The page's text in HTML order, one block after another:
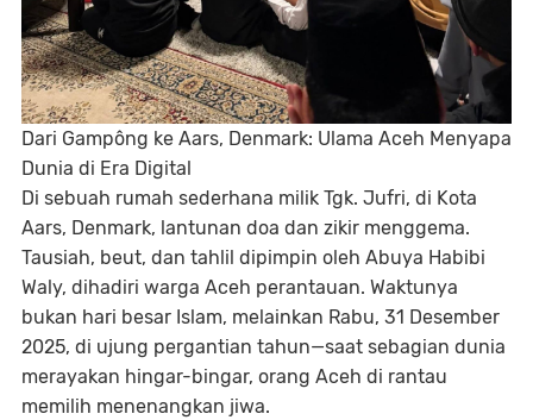
Dari Gampông ke Aars, Denmark: Ulama Aceh Menyapa
Dunia di Era Digital
Di sebuah rumah sederhana milik Tgk. Jufri, di Kota
Aars, Denmark, lantunan doa dan zikir menggema.
Tausiah, beut, dan tahlil dipimpin oleh Abuya Habibi
Waly, dihadiri warga Aceh perantauan. Waktunya
bukan hari besar Islam, melainkan Rabu, 31 Desember
2025, di ujung pergantian tahun—saat sebagian dunia
merayakan hingar-bingar, orang Aceh di rantau
memilih menenangkan jiwa.